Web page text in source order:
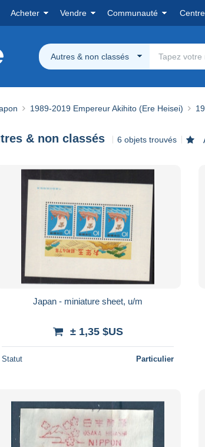
Acheter Vendre Communauté
Autres & non classés
1989-2019 Empereur Akihito (Ere Heisei)
& non classés 6 objets trouvés
Japan - miniature sheet, u/m
± 1,35 $US
Statut Particulier